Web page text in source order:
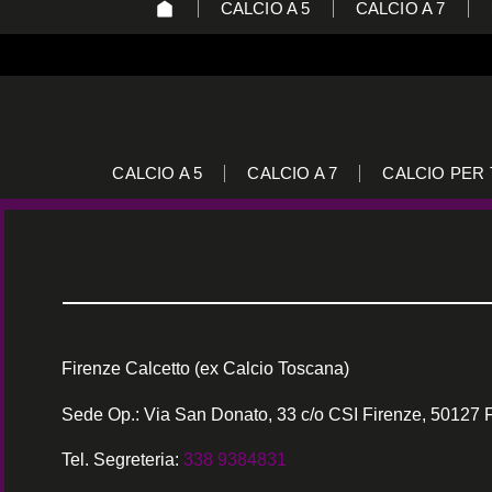
CALCIO A 5 CALCIO A 7
CALCIO A 5 CALCIO A 7 CALCIO PER
Firenze Calcetto (ex Calcio Toscana)
Sede Op.: Via San Donato, 33 c/o CSI Firenze, 50127
Tel. Segreteria:338 9384831